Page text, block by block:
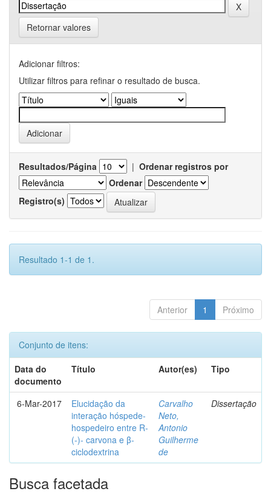
Retornar valores
Adicionar filtros:
Utilizar filtros para refinar o resultado de busca.
Resultados/Página | Ordenar registros por
Ordenar
Registro(s)
Resultado 1-1 de 1.
Anterior 1 Próximo
Conjunto de itens:
Data do
documento
Título Autor(es) Tipo
6-Mar-2017
Elucidação da
interação hóspede-
hospedeiro entre R-
(-)- carvona e β-
ciclodextrina
Carvalho
Neto,
Antonio
Guilherme
de
Dissertação
Busca facetada